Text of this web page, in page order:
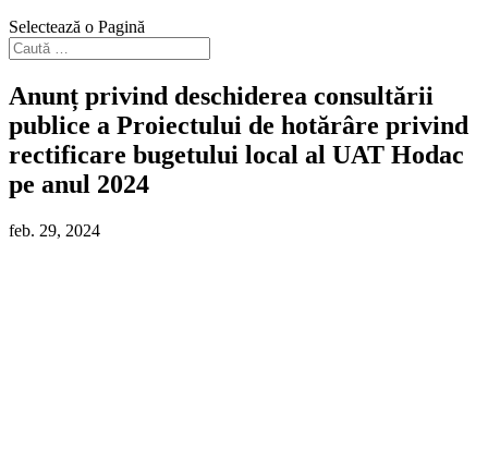
Selectează o Pagină
Anunț privind deschiderea consultării
publice a Proiectului de hotărâre privind
rectificare bugetului local al UAT Hodac
pe anul 2024
feb. 29, 2024